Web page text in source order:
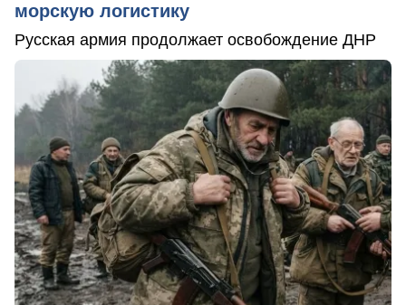
морскую логистику
Русская армия продолжает освобождение ДНР